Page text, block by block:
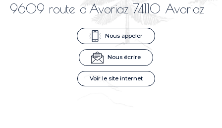
9609 route d'Avoriaz 74110 Avoriaz
Nous appeler
Nous écrire
Voir le site internet